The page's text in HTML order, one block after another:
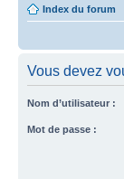
Index du forum
Vous devez
Nom d’utilisateur :
Mot de passe :